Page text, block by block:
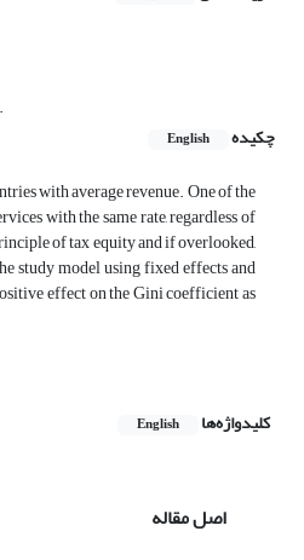
چکیده
English
with average revenue. One of the
with the same rate, regardless of
of tax equity and if overlooked,
study model using fixed effects and
effect on the Gini coefficient as
کلیدواژه‌ها English
اصل مقاله